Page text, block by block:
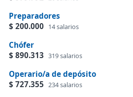
Preparadores
$ 200.000 14 salarios
Chófer
$ 890.313 319 salarios
Operario/a de depósito
$ 727.355 234 salarios